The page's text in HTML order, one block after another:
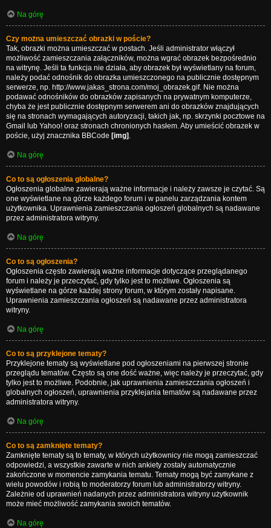
Na górę
Czy można umieszczać obrazki w poście?
Tak, obrazki można umieszczać w postach. Jeśli administrator włączył
możliwość zamieszczania załączników, można wgrać obrazek bezpośrednio
na witrynę. Jeśli ta funkcja nie działa, aby obrazek był wyświetlany na forum,
należy podać odnośnik do obrazka umieszczonego na publicznie dostępnym
serwerze, np. http://www.jakas_strona.com/moj_obrazek.gif. Nie można
podawać odnośników do obrazków zapisanych na prywatnym komputerze,
chyba że jest publicznie dostępnym serwerem ani do obrazków znajdujących
się na stronach wymagających autoryzacji, takich jak, np. skrzynki pocztowe na
Gmail lub Yahoo! oraz stronach chronionych hasłem. Aby umieścić obrazek w
poście, użyj znacznika BBCode [img].
Na górę
Co to są ogłoszenia globalne?
Ogłoszenia globalne zawierają ważne informacje i należy zawsze je czytać. Są
one wyświetlane na górze każdego forum i w panelu zarządzania kontem
użytkownika. Uprawnienia zamieszczania ogłoszeń globalnych są nadawane
przez administratora witryny.
Na górę
Co to są ogłoszenia?
Ogłoszenia często zawierają ważne informacje dotyczące przeglądanego
forum i należy je przeczytać, gdy tylko jest to możliwe. Ogłoszenia są
wyświetlane na górze każdej strony forum, w którym zostały napisane.
Uprawnienia zamieszczania ogłoszeń są nadawane przez administratora
witryny.
Na górę
Co to są przyklejone tematy?
Przyklejone tematy są wyświetlane pod ogłoszeniami na pierwszej stronie
przeglądu tematów. Często są one dość ważne, więc należy je przeczytać, gdy
tylko jest to możliwe. Podobnie, jak uprawnienia zamieszczania ogłoszeń i
globalnych ogłoszeń, uprawnienia przyklejania tematów są nadawane przez
administratora witryny.
Na górę
Co to są zamknięte tematy?
Zamknięte tematy są to tematy, w których użytkownicy nie mogą zamieszczać
odpowiedzi, a wszystkie zawarte w nich ankiety zostały automatycznie
zakończone w momencie zamykania tematu. Tematy mogą być zamykane z
wielu powodów i robią to moderatorzy forum lub administratorzy witryny.
Zależnie od uprawnień nadanych przez administratora witryny użytkownik
może mieć możliwość zamykania swoich tematów.
Na górę